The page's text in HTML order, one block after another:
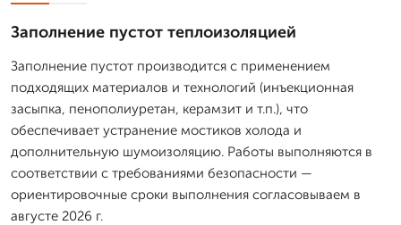
Заполнение пустот теплоизоляцией
Заполнение пустот производится с применением
подходящих материалов и технологий (инъекционная
засыпка, пенополиуретан, керамзит и т.п.), что
обеспечивает устранение мостиков холода и
дополнительную шумоизоляцию. Работы выполняются в
соответствии с требованиями безопасности —
ориентировочные сроки выполнения согласовываем в
августе 2026 г.